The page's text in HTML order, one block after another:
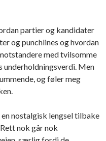
partier og kandidater
og punchlines og hvordan
med tvilsomme
underholdningsverdi. Men
og føler meg
nostalgisk lengsel tilbake
nok går nok